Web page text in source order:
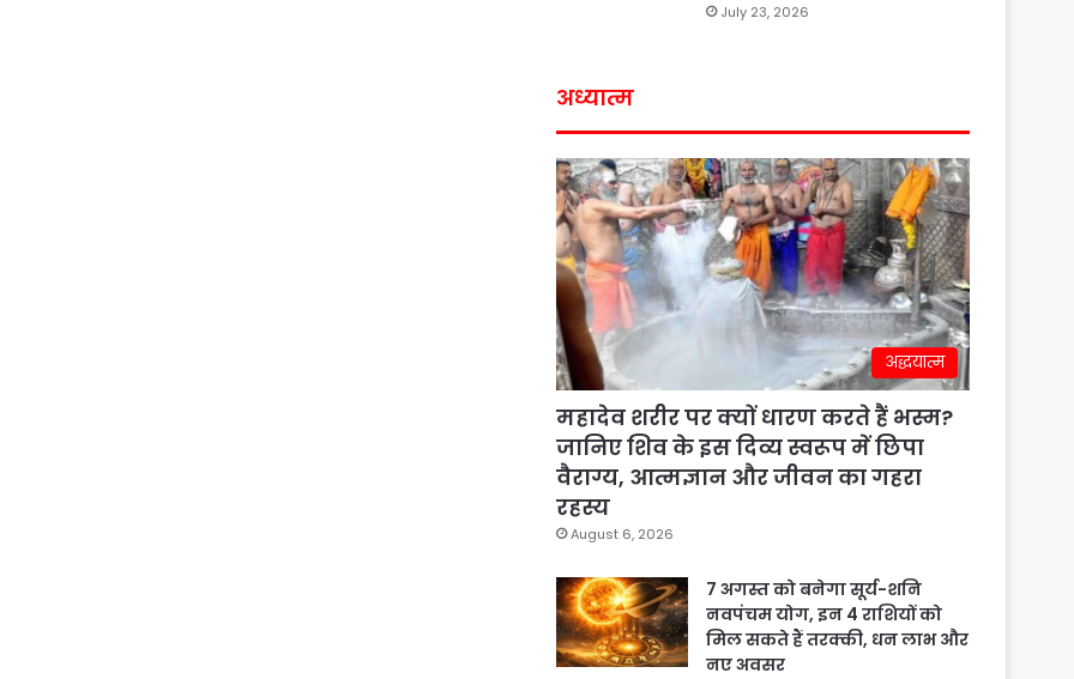
July 23, 2026
अध्यात्म
अद्धयात्म
महादेव शरीर पर क्यों धारण करते हैं भस्म?
जानिए शिव के इस दिव्य स्वरूप में छिपा
वैराग्य, आत्मज्ञान और जीवन का गहरा
रहस्य
August 6, 2026
7 अगस्त को बनेगा सूर्य-शनि
नवपंचम योग, इन 4 राशियों को
मिल सकते हैं तरक्की, धन लाभ और
नए अवसर